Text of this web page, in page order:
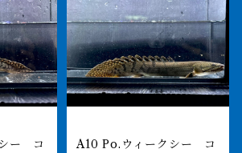
A10 Po.ウィークシー コ